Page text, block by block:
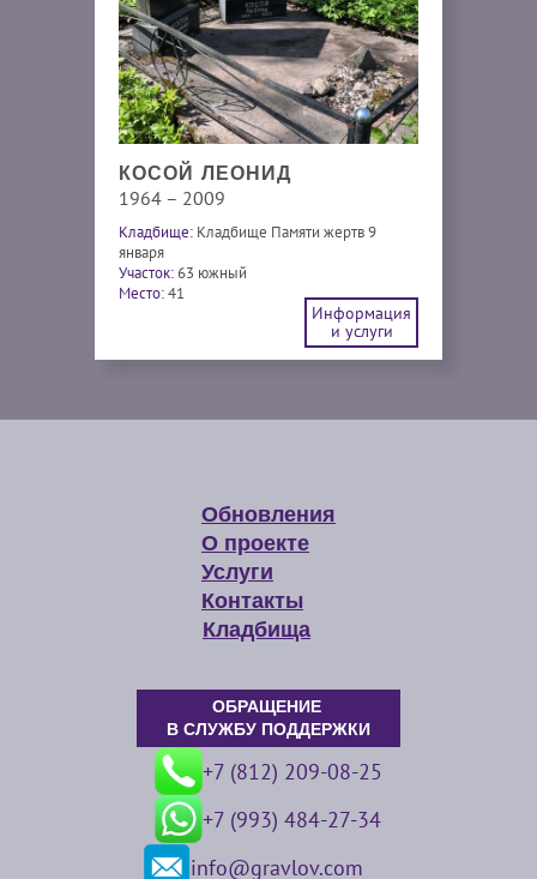
КОСОЙ ЛЕОНИД
1964 – 2009
Кладбище: Кладбище Памяти жертв 9
января
Участок:63 южный
Место:41
Информация
и услуги
Обновления
О проекте
Услуги
Контакты
Кладбища
ОБРАЩЕНИЕ
В СЛУЖБУ ПОДДЕРЖКИ
+7 (812) 209-08-25
+7 (993) 484-27-34
info@gravlov.com